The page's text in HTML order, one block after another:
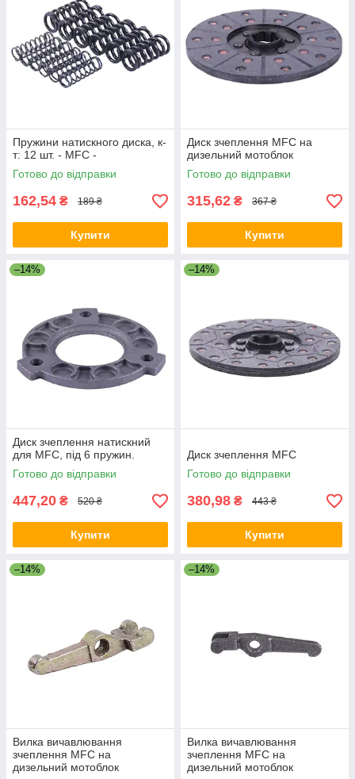
Пружини натискного диска, к-
т: 12 шт. - MFC -
Готово до відправки
162,54 ₴ 189 ₴
Купити
Диск зчеплення MFC на
дизельний мотоблок
Готово до відправки
315,62 ₴ 367 ₴
Купити
–14%
Диск зчеплення натискний
для MFC, під 6 пружин.
Готово до відправки
447,20 ₴ 520 ₴
Купити
–14%
Диск зчеплення MFC
Готово до відправки
380,98 ₴ 443 ₴
Купити
–14%
Вилка вичавлювання
зчеплення MFC на
дизельний мотоблок
–14%
Вилка вичавлювання
зчеплення MFC на
дизельний мотоблок